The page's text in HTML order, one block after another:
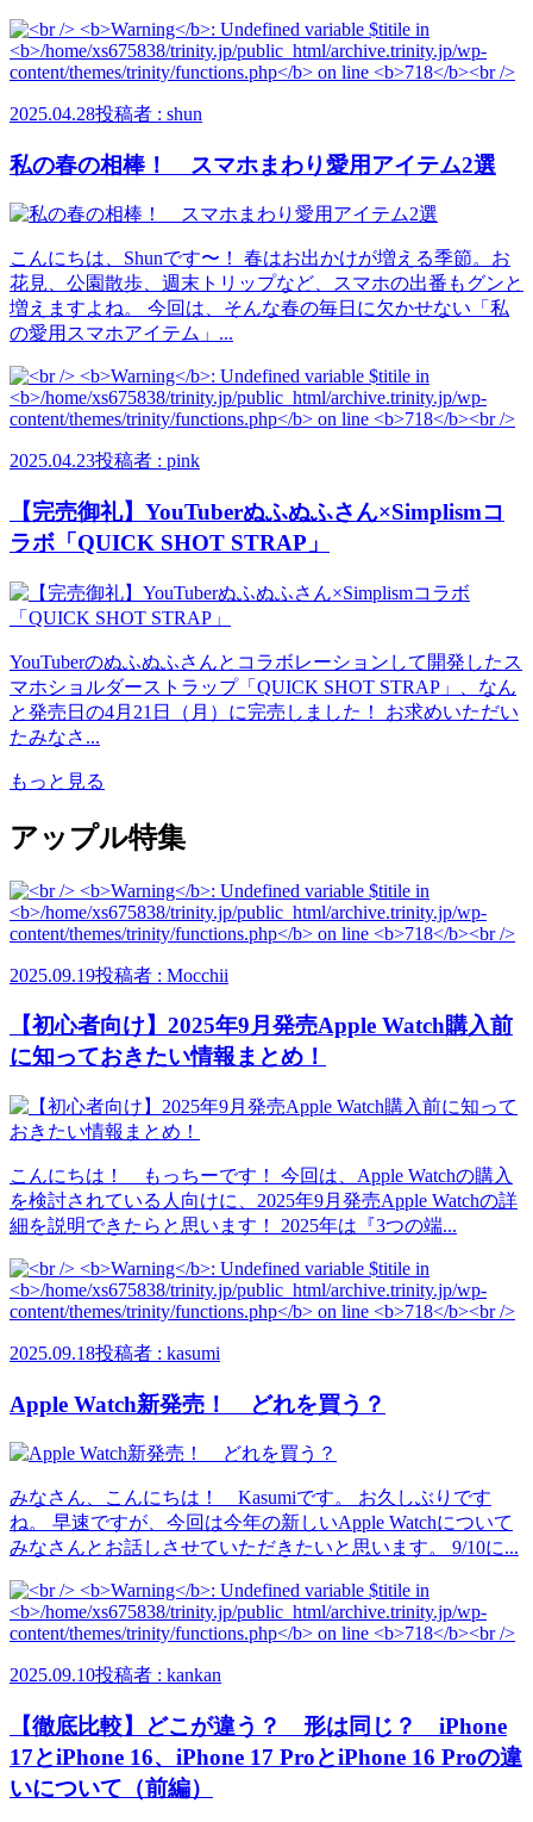
2025.04.28投稿者 : shun
私の春の相棒！ スマホまわり愛用アイテム2選
こんにちは、Shunです〜！ 春はお出かけが増える季節。お
花見、公園散歩、週末トリップなど、スマホの出番もグンと
増えますよね。 今回は、そんな春の毎日に欠かせない「私
の愛用スマホアイテム」...
2025.04.23投稿者 : pink
【完売御礼】YouTuberぬふぬふさん×Simplismコ
ラボ「QUICK SHOT STRAP」
YouTuberのぬふぬふさんとコラボレーションして開発したス
マホショルダーストラップ「QUICK SHOT STRAP」、なん
と発売日の4月21日（月）に完売しました！ お求めいただい
たみなさ...
もっと見る
アップル特集
2025.09.19投稿者 : Mocchii
【初心者向け】2025年9月発売Apple Watch購入前
に知っておきたい情報まとめ！
こんにちは！ もっちーです！ 今回は、Apple Watchの購入
を検討されている人向けに、2025年9月発売Apple Watchの詳
細を説明できたらと思います！ 2025年は『3つの端...
2025.09.18投稿者 : kasumi
Apple Watch新発売！ どれを買う？
みなさん、こんにちは！ Kasumiです。 お久しぶりです
ね。 早速ですが、今回は今年の新しいApple Watchについて
みなさんとお話しさせていただきたいと思います。 9/10に...
2025.09.10投稿者 : kankan
【徹底比較】どこが違う？ 形は同じ？ iPhone
17とiPhone 16、iPhone 17 ProとiPhone 16 Proの違
いについて（前編）